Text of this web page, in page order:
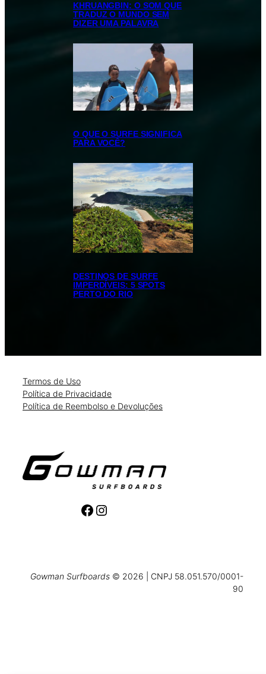
KHRUANGBIN: O SOM QUE
TRADUZ O MUNDO SEM
DIZER UMA PALAVRA
O QUE O SURFE SIGNIFICA
PARA VOCÊ?
DESTINOS DE SURFE
IMPERDÍVEIS: 5 SPOTS
PERTO DO RIO
Termos de Uso
Política de Privacidade
Política de Reembolso e Devoluções
Facebook Instagram
Gowman Surfboards © 2026 | CNPJ 58.051.570/0001-
90